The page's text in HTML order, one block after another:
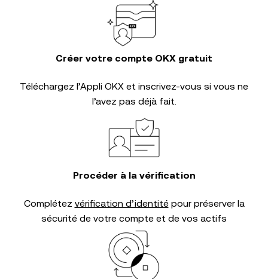
Créer votre compte OKX gratuit
Téléchargez l’Appli OKX et inscrivez-vous si vous ne
l’avez pas déjà fait.
Procéder à la vérification
Complétez vérification d’identitépour préserver la
sécurité de votre compte et de vos actifs